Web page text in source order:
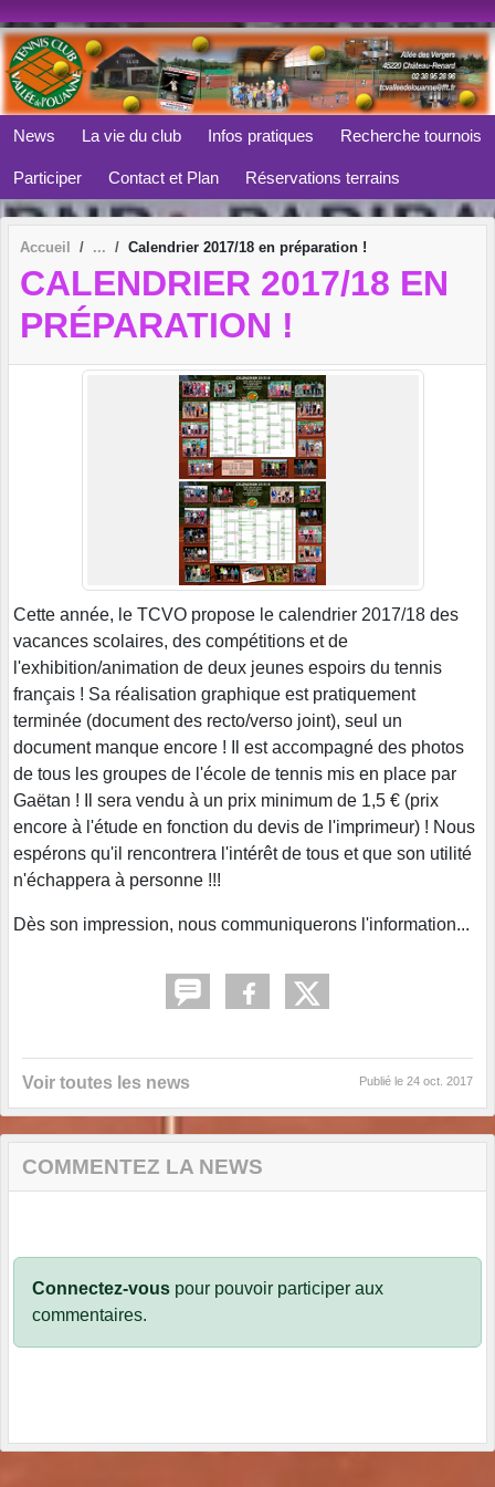
News La vie du club Infos pratiques Recherche tournois
Participer Contact et Plan Réservations terrains
Accueil Calendrier 2017/18 en préparation !
CALENDRIER 2017/18 EN
PRÉPARATION !
Cette année, le TCVO propose le calendrier 2017/18 des
vacances scolaires, des compétitions et de
l'exhibition/animation de deux jeunes espoirs du tennis
français ! Sa réalisation graphique est pratiquement
terminée (document des recto/verso joint), seul un
document manque encore ! Il est accompagné des photos
de tous les groupes de l'école de tennis mis en place par
Gaëtan ! Il sera vendu à un prix minimum de 1,5 € (prix
encore à l'étude en fonction du devis de l'imprimeur) ! Nous
espérons qu'il rencontrera l'intérêt de tous et que son utilité
n'échappera à personne !!!
Dès son impression, nous communiquerons l'information...
Voir toutes les news Publié le 24 oct. 2017
COMMENTEZ LA NEWS
Connectez-vous pour pouvoir participer aux
commentaires.